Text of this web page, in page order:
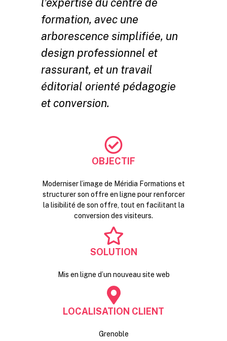
formation, avec une
arborescence simplifiée, un
design professionnel et
rassurant, et un travail
éditorial orienté pédagogie
et conversion.
OBJECTIF
Moderniser l’image de Méridia Formations et
structurer son offre en ligne pour renforcer
la lisibilité de son offre, tout en facilitant la
conversion des visiteurs.
SOLUTION
Mis en ligne d’un nouveau site web
LOCALISATION CLIENT
Grenoble